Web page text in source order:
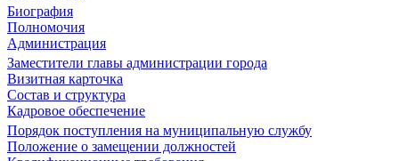
Биография
Полномочия
Администрация
Заместители главы администрации города
Визитная карточка
Состав и структура
Кадровое обеспечение
Порядок поступления на муниципальную службу
Положение о замещении должностей